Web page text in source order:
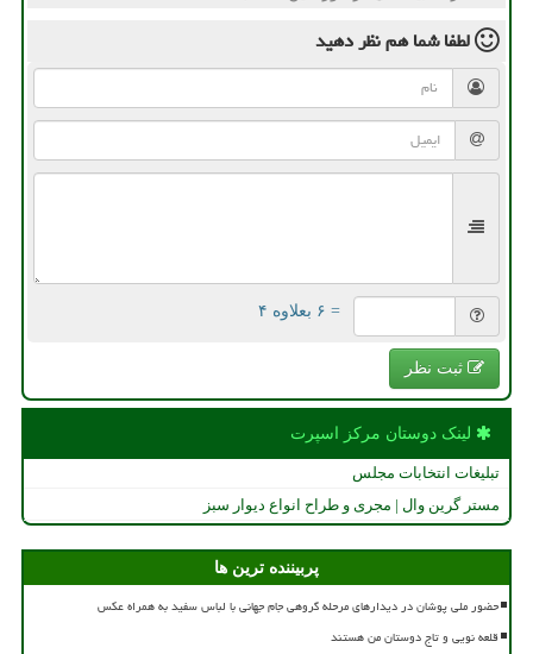
لطفا شما همنظر دهید
= ۶ بعلاوه ۴
ثبت نظر
لینک دوستان مركز اسپرت
تبلیغات انتخابات مجلس
مستر گرین وال | مجری و طراح انواع دیوار سبز
پربیننده ترین ها
حضور ملی پوشان در دیدارهای مرحله گروهی جام جهانی با لباس سفید به همراه عکس
قلعه نویی و تاج دوستان من هستند